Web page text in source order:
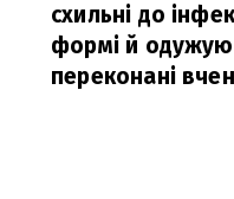
схильні до
формі й
переконані